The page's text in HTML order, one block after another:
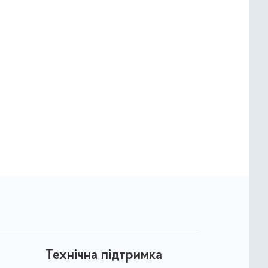
Технічна підтримка